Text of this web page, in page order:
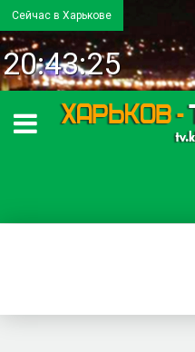
Сейчас в Харькове
20:43:25